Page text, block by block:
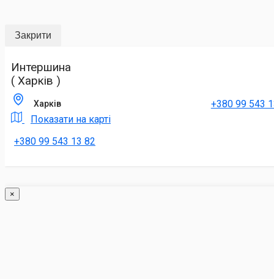
Закрити
Интершина
( Харків )
Харків
Показати на карті
+380 99 543 13 82
+380 99 543
×